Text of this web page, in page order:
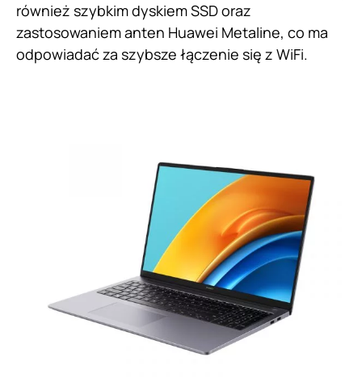
również szybkim dyskiem SSD oraz
zastosowaniem anten Huawei Metaline, co ma
odpowiadać za szybsze łączenie się z WiFi.